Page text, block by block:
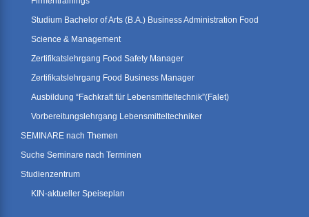
Studium Bachelor of Arts (B.A.) Business Administration Food
Science & Management
Zertifikatslehrgang Food Safety Manager
Zertifikatslehrgang Food Business Manager
Ausbildung “Fachkraft für Lebensmitteltechnik”(Falet)
Vorbereitungslehrgang Lebensmitteltechniker
SEMINARE nach Themen
Suche Seminare nach Terminen
Studienzentrum
KIN-aktueller Speiseplan